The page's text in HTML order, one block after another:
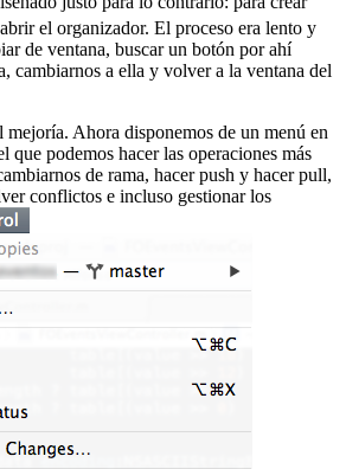
el organizador. El proceso era lento y
de ventana, buscar un botón por ahí
cambiarnos a ella y volver a la ventana del
Ahora disponemos de un menú en
que podemos hacer las operaciones más
de rama, hacer push y hacer pull,
conflictos e incluso gestionar los